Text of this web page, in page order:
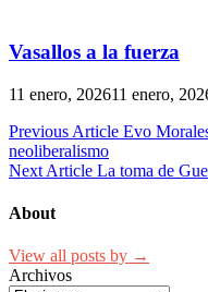
Vasallos a la fuerza
11 enero, 202611 enero,
Navegación
de
Previous Article Evo
neoliberalismo
Next Article La toma de
About
View all posts by →
Archivos